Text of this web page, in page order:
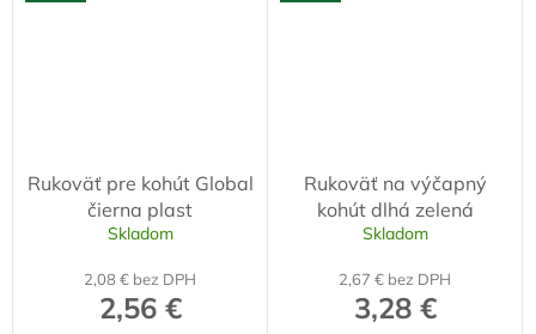
Rukoväť pre kohút Global
čierna plast
Skladom
2,08 € bez DPH
2,56 €
Rukoväť na výčapný
kohút dlhá zelená
Skladom
2,67 € bez DPH
3,28 €